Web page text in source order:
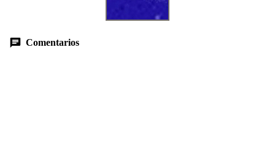
Comentarios